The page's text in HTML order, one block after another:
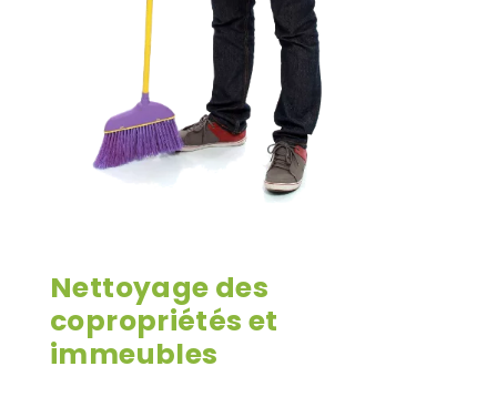
Nettoyage des
copropriétés et
immeubles